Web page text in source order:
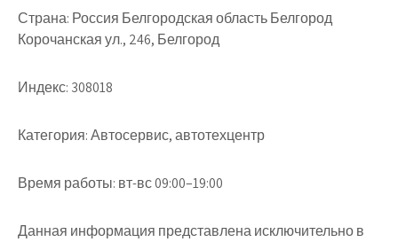
Страна: Россия Белгородская область Белгород
Корочанская ул., 246, Белгород
Индекс: 308018
Категория:Автосервис, автотехцентр
Время работы: вт-вс 09:00–19:00
Данная информация представлена исключительно в